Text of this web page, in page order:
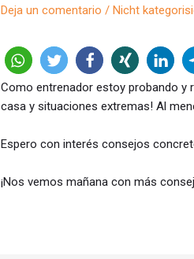
Deja un comentario /Nicht
Como entrenador estoy probando y
casa y situaciones extremas! Al
Espero con interés consejos
¡Nos vemos mañana con más